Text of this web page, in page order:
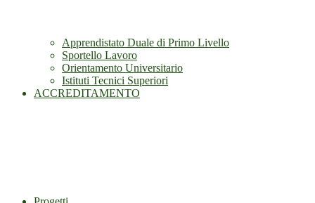
Apprendistato Duale di Primo Livello
Sportello Lavoro
Orientamento Universitario
Istituti Tecnici Superiori
ACCREDITAMENTO